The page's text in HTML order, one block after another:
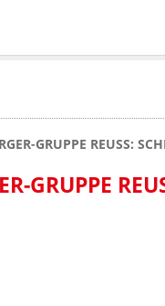
GRUPPE REUSS:
REUSS: